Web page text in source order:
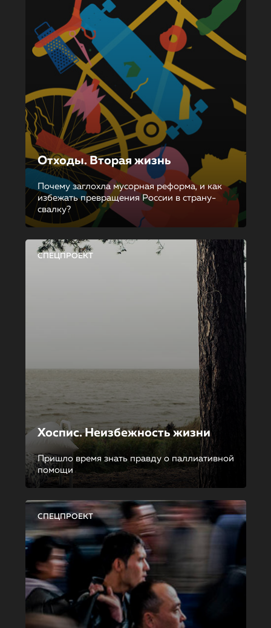
Отходы. Вторая жизнь
Почему заглохла мусорная реформа, и как
избежать превращения России в страну-
свалку?
СПЕЦПРОЕКТ
Хоспис. Неизбежность жизни
Пришло время знать правду о паллиативной
помощи
СПЕЦПРОЕКТ